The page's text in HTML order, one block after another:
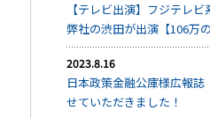
【テレビ出演】フジテレ
弊社の渋田が出演【106万の
2023.8.16
日本政策金融公庫様広報
せていただきました！